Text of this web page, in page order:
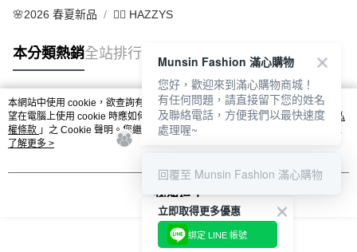
🌸2026 春夏新品 🐕‍🦺 HAZZYS
本分類熱銷全站排行
熱門標籤
本網站中使用 cookie，欲查詢有關本網站使用 cookie 方式之詳情，及若您不希
望在電腦上使用 cookie 時應如何變更電腦的 cookie 設定，請參閱本網站「
隱私
權條款 」之 Cookie 聲明。您繼續使用本網站即表示您同意本公司得按本網站使
用條款之 Cookie 聲明使用 cookie。
了解更多 >
我知道了
立即取得更多優惠
綁定 LINE 帳號
Munsin Fashion 滿心購物
您好，歡迎來到滿心購物商城！
有任何問題，請直接留下您的姓名
及聯絡電話，方便我們以最快速度
處理喔~
回覆至 Munsin Fashion 滿心購物